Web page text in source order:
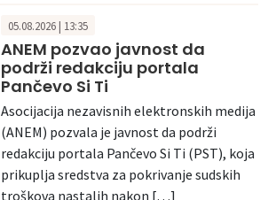
05.08.2026 | 13:35
ANEM pozvao javnost da
podrži redakciju portala
Pančevo Si Ti
Asocijacija nezavisnih elektronskih medija
(ANEM) pozvala je javnost da podrži
redakciju portala Pančevo Si Ti (PST), koja
prikuplja sredstva za pokrivanje sudskih
troškova nastalih nakon […]